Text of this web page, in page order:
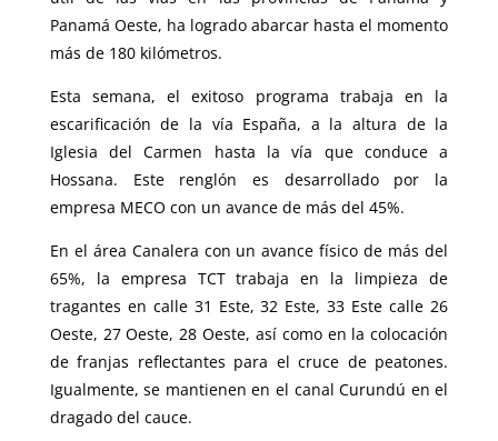
Panamá Oeste, ha logrado abarcar hasta el momento
más de 180 kilómetros.
Esta semana, el exitoso programa trabaja en la
escarificación de la vía España, a la altura de la
Iglesia del Carmen hasta la vía que conduce a
Hossana. Este renglón es desarrollado por la
empresa MECO con un avance de más del 45%.
En el área Canalera con un avance físico de más del
65%, la empresa TCT trabaja en la limpieza de
tragantes en calle 31 Este, 32 Este, 33 Este calle 26
Oeste, 27 Oeste, 28 Oeste, así como en la colocación
de franjas reflectantes para el cruce de peatones.
Igualmente, se mantienen en el canal Curundú en el
dragado del cauce.